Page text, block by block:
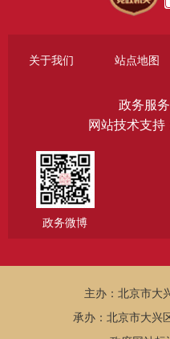
关于我们 站点地图
政务服
网站技术支持
政务微博
主办：北京市大
承办：北京市大兴